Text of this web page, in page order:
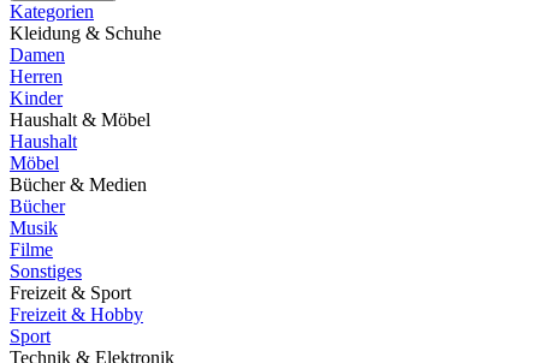
Kategorien
Kleidung & Schuhe
Damen
Herren
Kinder
Haushalt & Möbel
Haushalt
Möbel
Bücher & Medien
Bücher
Musik
Filme
Sonstiges
Freizeit & Sport
Freizeit & Hobby
Sport
Technik & Elektronik